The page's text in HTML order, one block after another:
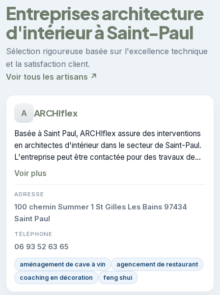
Entreprises architecture
d'intérieur à Saint-Paul
Sélection rigoureuse basée sur l'excellence technique
et la satisfaction client.
Voir tous les artisans ↗
A ARCHIflex
Basée à Saint Paul, ARCHIflex assure des interventions
en architectes d'intérieur dans le secteur de Saint-Paul.
L'entreprise peut être contactée pour des travaux de
architecture d'intérieur.
Voir plus
ADRESSE
100 chemin Summer 1 St Gilles Les Bains 97434
Saint Paul
TÉLÉPHONE
06 93 52 63 65
aménagement de cave à vin
agencement de restaurant
coaching en décoration
feng shui